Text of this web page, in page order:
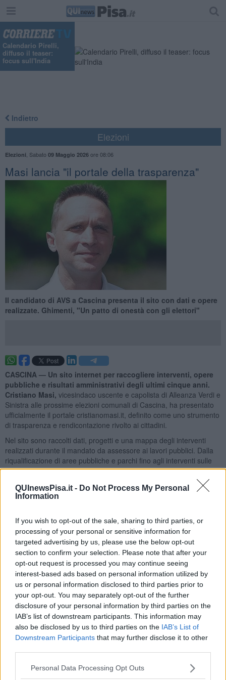
QUInewsPisa.it - Do Not Process My Personal
Information
If you wish to opt-out of the sale, sharing to third parties, or
processing of your personal or sensitive information for
targeted advertising by us, please use the below opt-out
section to confirm your selection. Please note that after your
opt-out request is processed you may continue seeing
interest-based ads based on personal information utilized by
us or personal information disclosed to third parties prior to
your opt-out. You may separately opt-out of the further
disclosure of your personal information by third parties on the
IAB’s list of downstream participants. This information may
also be disclosed by us to third parties on the IAB’s List of
Downstream Participants that may further disclose it to other
Personal Data Processing Opt Outs
Calendario Pirelli,
diffuso il teaser:
focus sull'India
Indietro
Elezioni
Elezioni Sabato 09 Maggio 2026ore 08:06
Masi lancia "il portale della trasparenza"
Il candidato di AVS a Cascina presenta il sito con dati e opere
realizzate. Ghimenti, "Un patto di onestà con gli elettori"
CASCINA — Un sito internet per raccogliere interventi, opere
pubbliche e risultati amministrativi degli ultimi cinque anni.
Cristiano Masi, vicesindaco uscente e capolista di Alleanza Verdi e
Sinistra alle prossime elezioni comunali di Cascina, ha presentato
ufficialmente il portale cristianomasi.it, definito come uno strumento
di trasparenza e rendicontazione rivolto ai cittadini.
Nel sito sono raccolti dati, progetti e una mappa degli interventi
realizzati durante il mandato da assessore ai lavori pubblici. Dalla
riqualificazione di aree pubbliche e parchi fino agli interventi sulle
strade dei vari paesi del territorio comunale.
"Ho sempre pensato che l’impegno pubblico debba partire
dalla responsabilità verso la propria comunità", ha dichiarato
Cristiano Masi."In questi anni, ogni intervento è stato un passo
per prenderci cura della nostra 'casa comune'. A chi sostiene che
non sia stato fatto nulla, rispondiamo con la trasparenza dei dati e
dei cantieri conclusi. Rendere conto di ciò che si fa è una forma di
rispetto verso tutti i cittadini".
Masi ha collegato il proprio metodo amministrativo anche alle
esperienze maturate nel sociale e nello sport. "Realtà che mi hanno
insegnato che i risultati si raggiungono solo facendo squadra e
ascoltando le persone", ha aggiunto.
A sostegno dell’iniziativa è intervenuto anche Massimiliano
comunale negli ultimi anni.